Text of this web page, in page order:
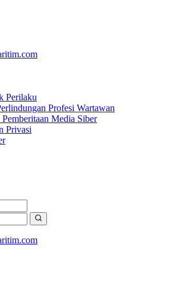
Perilaku
Profesi Wartawan
Pemberitaan Media Siber
Privasi